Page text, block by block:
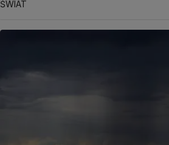
ŚWIAT